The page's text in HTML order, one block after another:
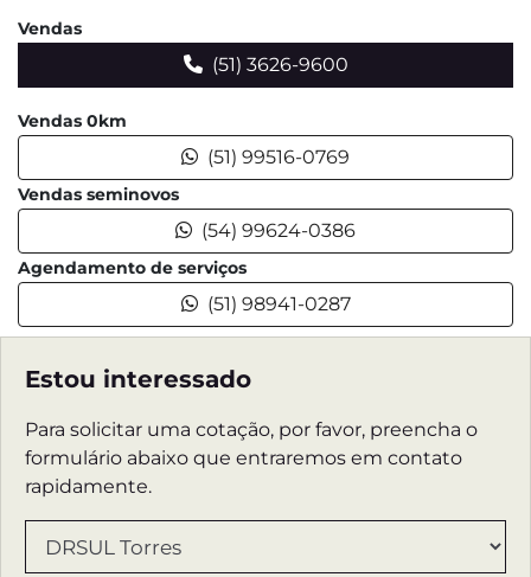
Estou interessado
Para solicitar uma cotação, por favor, preencha o
formulário abaixo que entraremos em contato
rapidamente.
Vendas
(51) 3626-9600
Vendas 0km
(51) 99516-0769
Vendas seminovos
(54) 99624-0386
Agendamento de serviços
(51) 98941-0287